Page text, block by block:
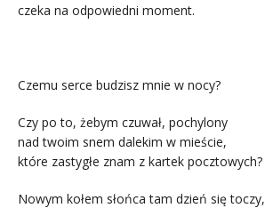
czeka na odpowiedni moment.
Czemu serce budzisz mnie w nocy?
Czy po to, żebym czuwał, pochylony
nad twoim snem dalekim w mieście,
które zastygłe znam z kartek pocztowych?
Nowym kołem słońca tam dzień się toczy,